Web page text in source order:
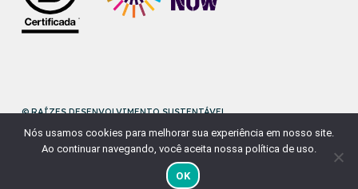
© RAÍZES DESENVOLVIMENTO SUSTENTÁVEL
DESENVOLVIDO PORNAÇÃODESIGN
Nós usamos cookies para melhorar sua experiência em nosso site.
Ao continuar navegando, você aceita nossa política de uso.
OK